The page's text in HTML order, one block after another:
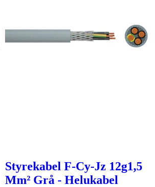
Styrekabel F-Cy-Jz 12g1,5
Mm² Grå - Helukabel